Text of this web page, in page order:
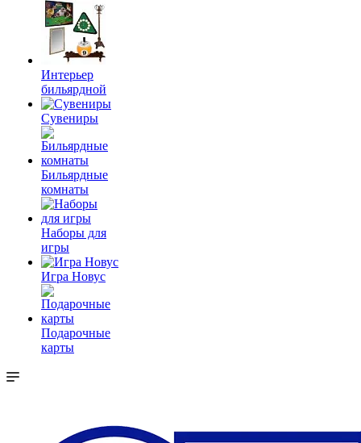
Интерьер
бильярдной
Сувениры
Бильярдные
комнаты
Наборы для
игры
Игра Новус
Подарочные
карты